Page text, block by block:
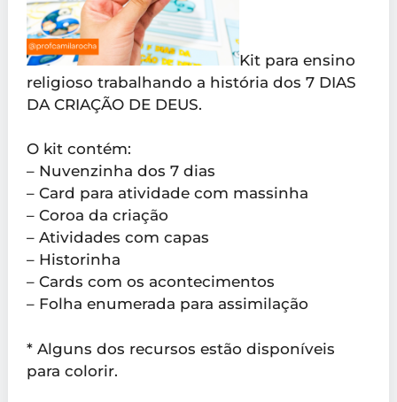
Kit para ensino
religioso trabalhando a história dos 7 DIAS
DA CRIAÇÃO DE DEUS.
O kit contém:
– Nuvenzinha dos 7 dias
– Card para atividade com massinha
– Coroa da criação
– Atividades com capas
– Historinha
– Cards com os acontecimentos
– Folha enumerada para assimilação
* Alguns dos recursos estão disponíveis
para colorir.